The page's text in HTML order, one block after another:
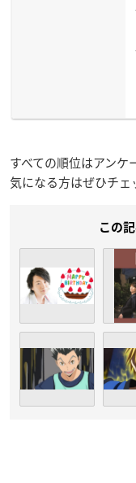
すべての順位はアンケ
気になる方はぜひチェ
この